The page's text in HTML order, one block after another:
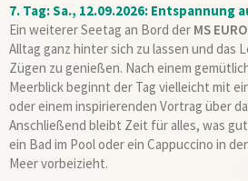
7. Tag: Sa., 12.09.2026: Entspannung
Ein weiterer Seetag an Bord der MS
Alltag ganz hinter sich zu lassen und das
Zügen zu genießen. Nach einem
Meerblick beginnt der Tag vielleicht mit
oder einem inspirierenden Vortrag über
Anschließend bleibt Zeit für alles, was
ein Bad im Pool oder ein Cappuccino in
Meer vorbeizieht.